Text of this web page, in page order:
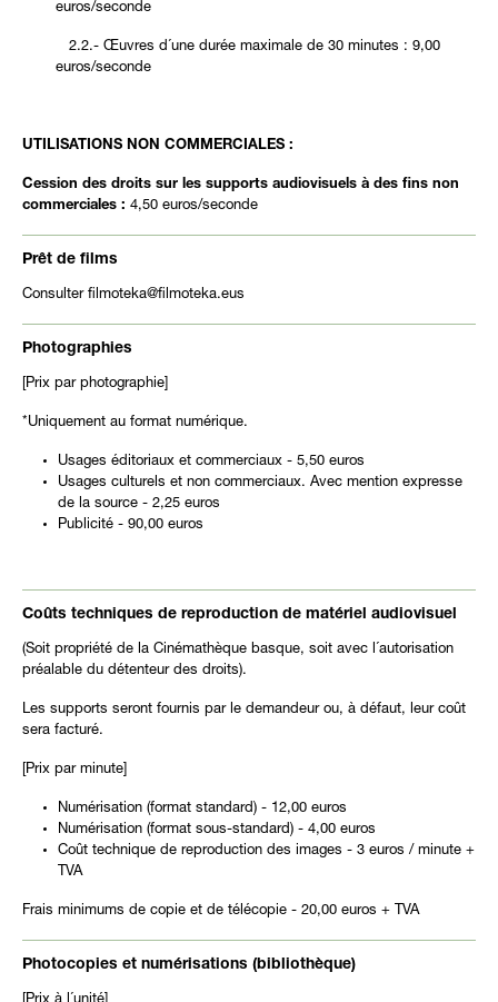
euros/seconde
2.2.- Œuvres d´une durée maximale de 30 minutes : 9,00
euros/seconde
UTILISATIONS NON COMMERCIALES :
Cession des droits sur les supports audiovisuels à des fins non
commerciales : 4,50 euros/seconde
Prêt de films
Consulter filmoteka@filmoteka.eus
Photographies
[Prix par photographie]
*Uniquement au format numérique.
Usages éditoriaux et commerciaux - 5,50 euros
Usages culturels et non commerciaux. Avec mention expresse
de la source - 2,25 euros
Publicité - 90,00 euros
Coûts techniques de reproduction de matériel audiovisuel
(Soit propriété de la Cinémathèque basque, soit avec l´autorisation
préalable du détenteur des droits).
Les supports seront fournis par le demandeur ou, à défaut, leur coût
sera facturé.
[Prix par minute]
Numérisation (format standard) - 12,00 euros
Numérisation (format sous-standard) - 4,00 euros
Coût technique de reproduction des images - 3 euros / minute +
TVA
Frais minimums de copie et de télécopie - 20,00 euros + TVA
Photocopies et numérisations (bibliothèque)